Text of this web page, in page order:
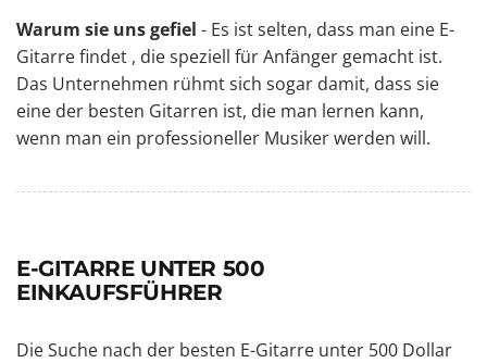
Warum sie uns gefiel - Es ist selten, dass man eine E-
Gitarrefindet , die speziell für Anfänger gemacht ist.
Das Unternehmen rühmt sich sogar damit, dass sie
eine der besten Gitarren ist, die man lernen kann,
wenn man ein professioneller Musiker werden will.
E-GITARRE UNTER 500
EINKAUFSFÜHRER
Die Suche nach der besten E-Gitarre unter 500 Dollar